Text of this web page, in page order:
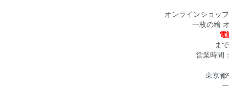
オンラインショッ
一枚の繪
電
ま
営業時間
東京都